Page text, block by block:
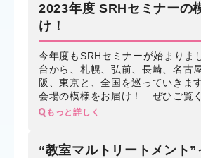
2023年度 SRHセミナーの
け！
今年度もSRHセミナーが始まりま
台から、札幌、弘前、長崎、名古
阪、東京と、全国を巡っていきま
会場の模様をお届け！ ぜひご覧く
もっと詳しく
“教室マルトリートメント”